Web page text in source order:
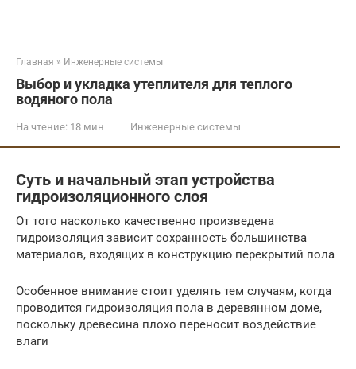
Главная » Инженерные системы
Выбор и укладка утеплителя для теплого
водяного пола
На чтение: 18 мин Инженерные системы
Суть и начальный этап устройства
гидроизоляционного слоя
От того насколько качественно произведена
гидроизоляция зависит сохранность большинства
материалов, входящих в конструкцию перекрытий пола
Особенное внимание стоит уделять тем случаям, когда
проводится гидроизоляция пола в деревянном доме,
поскольку древесина плохо переносит воздействие
влаги